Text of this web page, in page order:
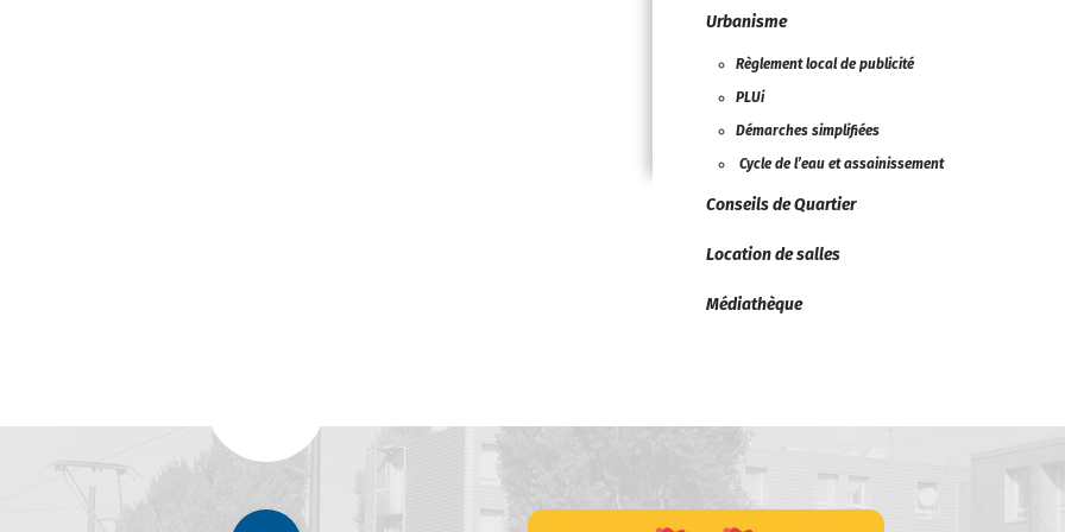
Urbanisme
Règlement local de publicité
PLUi
Démarches simplifiées
Cycle de l’eau et assainissement
Conseils de Quartier
Location de salles
Médiathèque